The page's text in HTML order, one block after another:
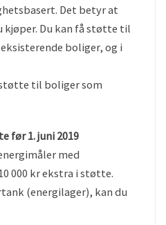
Det betyr at
kjøper. Du kan få støtte til
boliger, og i
til boliger som
før 1. juni 2019
med
000 kr ekstra i støtte.
(energilager), kan du